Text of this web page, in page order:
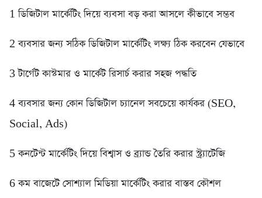
1️ ডিজিটাল মার্কেটিং দিয়ে ব্যবসা বড় করা আসলে কীভাবে সম্ভব
2️ ব্যবসার জন্য সঠিক ডিজিটাল মার্কেটিং লক্ষ্য ঠিক করবেন যেভাবে
3️ টার্গেট কাস্টমার ও মার্কেট রিসার্চ করার সহজ পদ্ধতি
4️ ব্যবসার জন্য কোন ডিজিটাল চ্যানেল সবচেয়ে কার্যকর (SEO,
Social, Ads)
5️ কনটেন্ট মার্কেটিং দিয়ে বিশ্বাস ও ব্র্যান্ড তৈরি করার স্ট্র্যাটেজি
6️ কম বাজেটে সোশ্যাল মিডিয়া মার্কেটিং করার বাস্তব কৌশল